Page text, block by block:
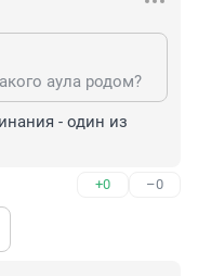
аула родом?
- один из
+0 –0